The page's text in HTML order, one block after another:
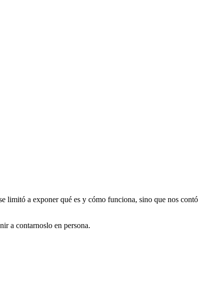
limitó a exponer qué es y cómo funciona, sino que nos contó
a contarnoslo en persona.